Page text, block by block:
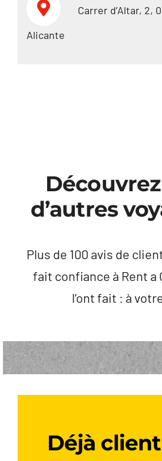
Carrer d’Altar, 2,
Alicante
Découvrez
d’autres
Plus de 100 avis de
fait confiance à Rent a
l’ont fait : à
Déjà